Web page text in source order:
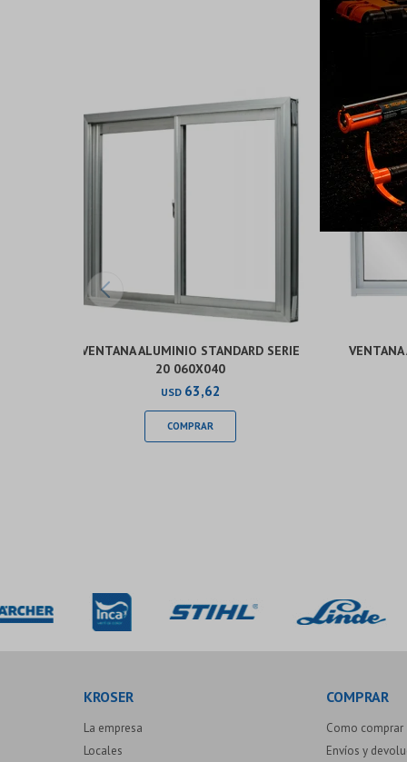
VENTANA ALUMINIO STANDARD SERIE
20 060X040
USD 63,62
KROSER
La empresa
Locales
COMPRAR
Como comprar
Envíos y